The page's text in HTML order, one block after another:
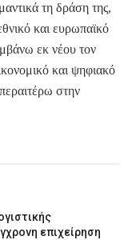
τη δράση της,
και ευρωπαϊκό
εκ νέου τον
και ψηφιακό
στην
επιχείρηση